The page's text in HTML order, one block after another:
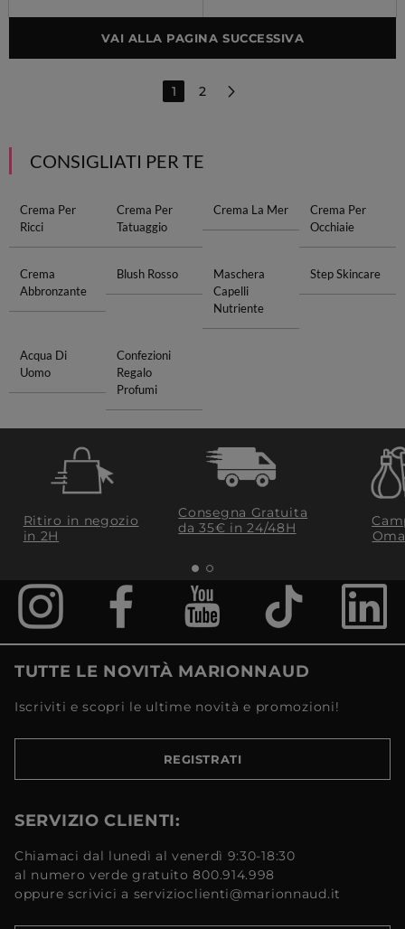
VAI ALLA PAGINA SUCCESSIVA
1 2
CONSIGLIATI PER TE
Crema Per
Ricci
Crema Per
Tatuaggio
Crema La Mer
Crema Per
Occhiaie
Crema
Abbronzante
Blush Rosso
Maschera
Capelli
Nutriente
Step Skincare
Acqua Di
Uomo
Confezioni
Regalo
Profumi
Ritiro in negozio
in 2H
Consegna Gratuita
da 35€​ in 24/48H
TUTTE LE NOVITÀ MARIONNAUD
Iscriviti e scopri le ultime novità e promozioni!
REGISTRATI
SERVIZIO CLIENTI:
Chiamaci dal lunedì al venerdì 9:30-18:30
al numero verde gratuito 800.914.998
oppure scrivici a servizioclienti@marionnaud.it